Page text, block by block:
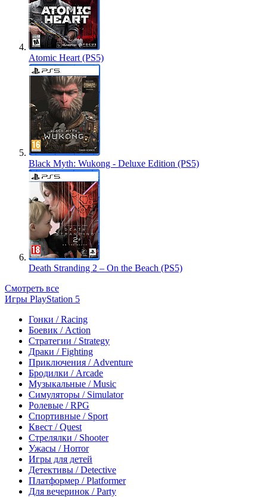
Atomic Heart (PS5)
Black Myth: Wukong - Deluxe Edition (PS5)
Death Stranding 2 – On the Beach (PS5)
Смотреть все
Игры PlayStation 5
Гонки / Racing
Боевик / Action
Стратегии / Strategy
Драки / Fighting
Приключения / Adventure
Бродилки / Arcade
Музыкальные / Music
Симуляторы / Simulator
Ролевые / RPG
Спортивные / Sport
Квест / Quest
Стрелялки / Shooter
Ужасы / Horror
Игры для детей
Детективы / Detective
Платформер / Platformer
Для вечеринок / Party